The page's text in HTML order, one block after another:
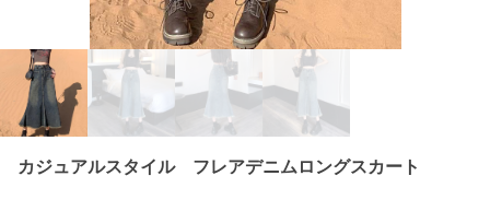
カジュアルスタイル フレアデニムロングスカート